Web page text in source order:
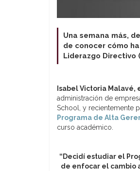
Una semana más,
de conocer cómo
Liderazgo Directivo
Isabel Victoria
administración de
School, y recientemente
Programa de Alta
curso académico.
“Decidí estudiar el
de enfocar el cambio